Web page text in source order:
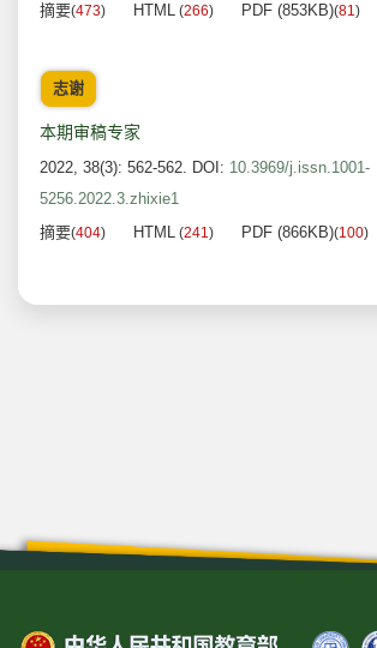
摘要(473) HTML (266) PDF (853KB)(81)
志谢
本期审稿专家
2022, 38(3): 562-562. DOI: 10.3969/j.issn.1001-
5256.2022.3.zhixie1
摘要(404) HTML (241) PDF (866KB)(100)